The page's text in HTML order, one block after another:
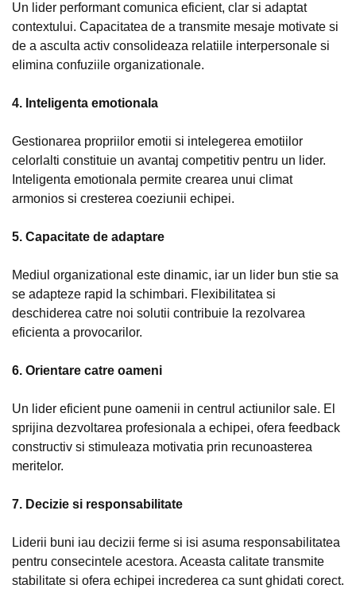
Un lider performant comunica eficient, clar si adaptat
contextului. Capacitatea de a transmite mesaje motivate si
de a asculta activ consolideaza relatiile interpersonale si
elimina confuziile organizationale.
4. Inteligenta emotionala
Gestionarea propriilor emotii si intelegerea emotiilor
celorlalti constituie un avantaj competitiv pentru un lider.
Inteligenta emotionala permite crearea unui climat
armonios si cresterea coeziunii echipei.
5. Capacitate de adaptare
Mediul organizational este dinamic, iar un lider bun stie sa
se adapteze rapid la schimbari. Flexibilitatea si
deschiderea catre noi solutii contribuie la rezolvarea
eficienta a provocarilor.
6. Orientare catre oameni
Un lider eficient pune oamenii in centrul actiunilor sale. El
sprijina dezvoltarea profesionala a echipei, ofera feedback
constructiv si stimuleaza motivatia prin recunoasterea
meritelor.
7. Decizie si responsabilitate
Liderii buni iau decizii ferme si isi asuma responsabilitatea
pentru consecintele acestora. Aceasta calitate transmite
stabilitate si ofera echipei increderea ca sunt ghidati corect.